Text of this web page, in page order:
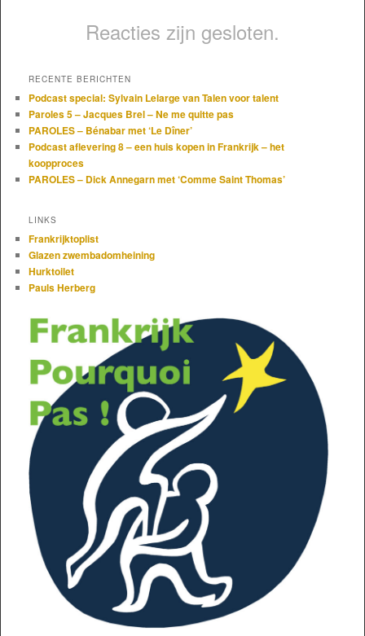
Reacties zijn gesloten.
RECENTE BERICHTEN
Podcast special: Sylvain Lelarge van Talen voor talent
Paroles 5 – Jacques Brel – Ne me quitte pas
PAROLES – Bénabar met ‘Le Dîner’
Podcast aflevering 8 – een huis kopen in Frankrijk – het
koopproces
PAROLES – Dick Annegarn met ‘Comme Saint Thomas’
LINKS
Frankrijktoplist
Glazen zwembadomheining
Hurktoilet
Pauls Herberg